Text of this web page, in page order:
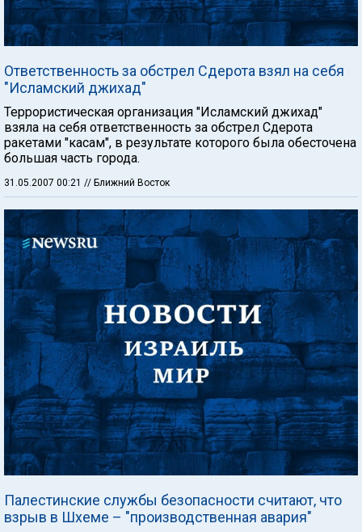
Ответственность за обстрел Сдерота взял на себя
"Исламский джихад"
Террористическая организация "Исламский джихад"
взяла на себя ответственность за обстрел Сдерота
ракетами "касам", в результате которого была обесточена
большая часть города.
31.05.2007 00:21 // Ближний Восток
Палестинские службы безопасности считают, что
взрыв в Шхеме – "производственная авария"